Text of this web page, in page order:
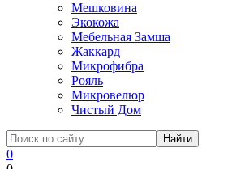
Мешковина
Экокожа
Мебельная Замша
Жаккард
Микрофибра
Рояль
Микровелюр
Чистый Дом
0